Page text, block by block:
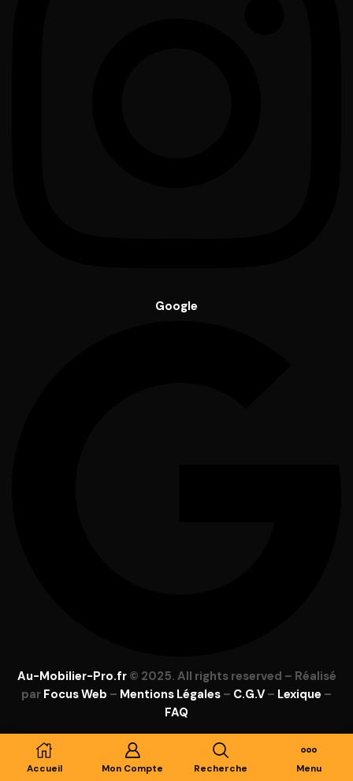
Google
Au-Mobilier-Pro.fr© 2025. All rights reserved – Réalisé
par Focus Web – Mentions Légales – C.G.V – Lexique –
FAQ
Accueil Mon Compte Recherche Menu